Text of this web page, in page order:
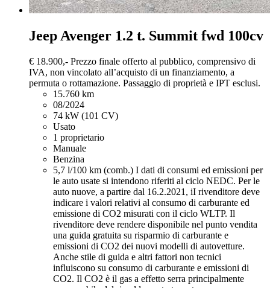
Jeep Avenger 1.2 t. Summit fwd 100cv
€ 18.900,- Prezzo finale offerto al pubblico, comprensivo di
IVA, non vincolato all’acquisto di un finanziamento, a
permuta o rottamazione. Passaggio di proprietà e IPT esclusi.
15.760 km
08/2024
74 kW (101 CV)
Usato
1 proprietario
Manuale
Benzina
5,7 l/100 km (comb.) I dati di consumi ed emissioni per
le auto usate si intendono riferiti al ciclo NEDC. Per le
auto nuove, a partire dal 16.2.2021, iI rivenditore deve
indicare i valori relativi al consumo di carburante ed
emissione di CO2 misurati con il ciclo WLTP. Il
rivenditore deve rendere disponibile nel punto vendita
una guida gratuita su risparmio di carburante e
emissioni di CO2 dei nuovi modelli di autovetture.
Anche stile di guida e altri fattori non tecnici
influiscono su consumo di carburante e emissioni di
CO2. Il CO2 è il gas a effetto serra principalmente